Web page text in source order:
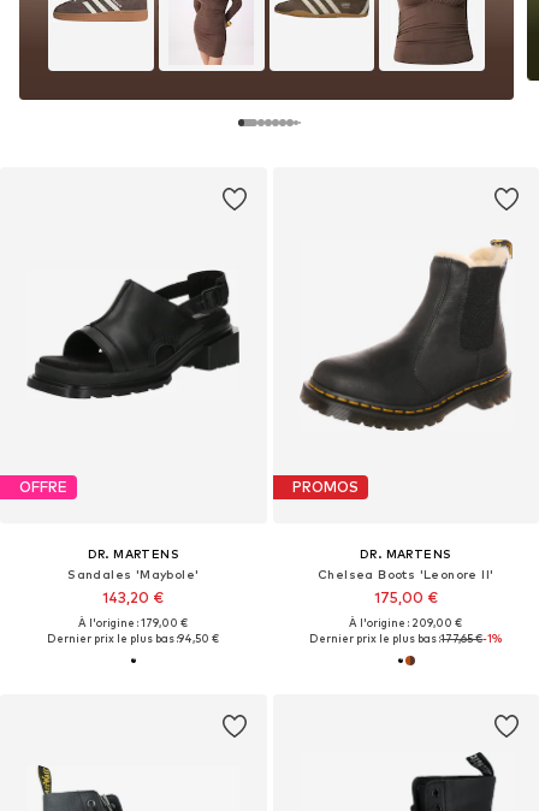
OFFRE
DR. MARTENS
Sandales 'Maybole'
143,20 €
À l'origine : 179,00 €
Dernier prix le plus bas :94,50 €
PROMOS
DR. MARTENS
Chelsea Boots 'Leonore II'
175,00 €
À l'origine : 209,00 €
Dernier prix le plus bas :177,65 €-1%